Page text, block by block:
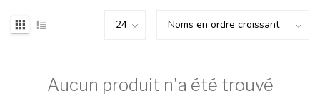
Aucun produit n'a été trouvé